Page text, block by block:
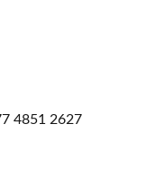
4851 2627